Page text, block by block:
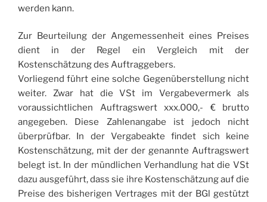
werden kann.
Zur Beurteilung der Angemessenheit eines Preises
dient in der Regel ein Vergleich mit der
Kostenschätzung des Auftraggebers.
Vorliegend führt eine solche Gegenüberstellung nicht
weiter. Zwar hat die VSt im Vergabevermerk als
voraussichtlichen Auftragswert xxx.000,- € brutto
angegeben. Diese Zahlenangabe ist jedoch nicht
überprüfbar. In der Vergabeakte findet sich keine
Kostenschätzung, mit der der genannte Auftragswert
belegt ist. In der mündlichen Verhandlung hat die VSt
dazu ausgeführt, dass sie ihre Kostenschätzung auf die
Preise des bisherigen Vertrages mit der BGl gestützt